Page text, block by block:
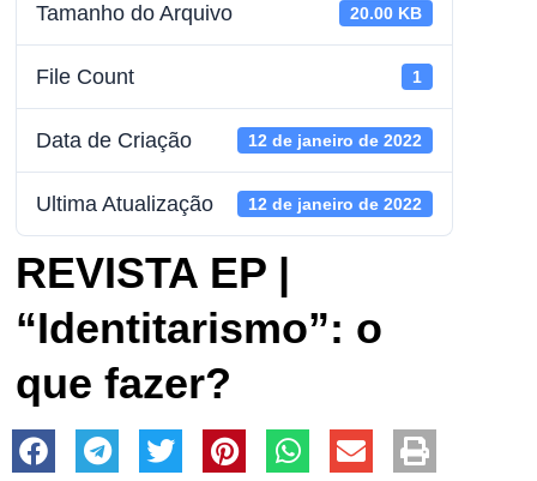
Tamanho do Arquivo 20.00 KB
File Count 1
Data de Criação 12 de janeiro de 2022
Ultima Atualização 12 de janeiro de 2022
REVISTA EP |
“Identitarismo”: o
que fazer?